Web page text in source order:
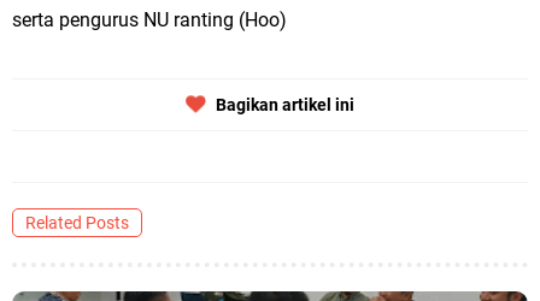
RT 03 RW 01 Patra Raya Rosewood Cerme Gresik Berbenah dan
serta pengurus NU ranting (Hoo)
Bagikan artikel ini
Related Posts